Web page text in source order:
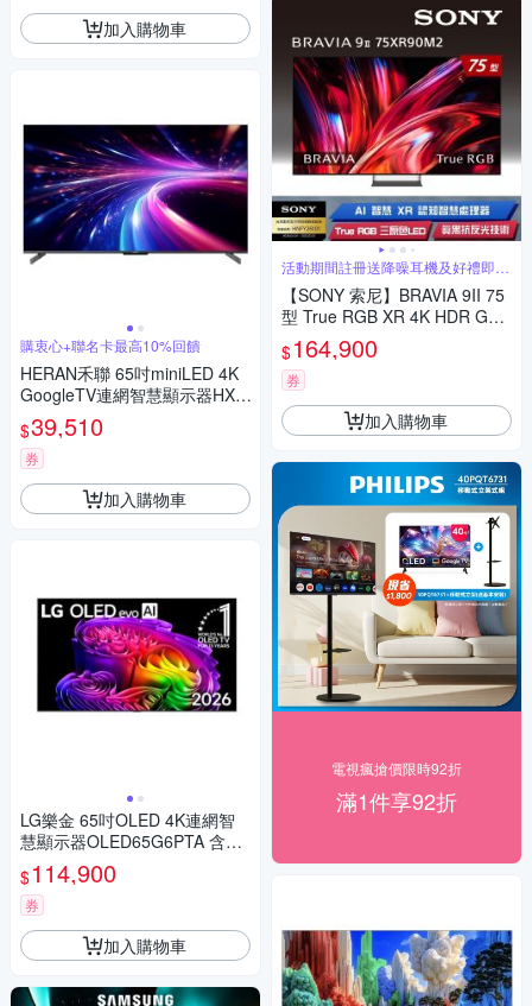
加入購物車
購衷心+聯名卡最高10%回饋
HERAN禾聯 65吋miniLED 4K
GoogleTV連網智慧顯示器HX-6
5XT770F 含標準安裝
$39,510
券
加入購物車
LG樂金 65吋OLED 4K連網智
慧顯示器OLED65G6PTA 含壁
掛安裝+附原廠壁掛架 送7-11
商品卡4500元
$114,900
券
加入購物車
活動期間註冊送降噪耳機及好禮即享
券
【SONY 索尼】BRAVIA 9II 75
型 True RGB XR 4K HDR Goo
gle TV顯示器 (Y-75XR90M2)
$164,900
券
加入購物車
電視瘋搶價限時92折
滿1件享92折